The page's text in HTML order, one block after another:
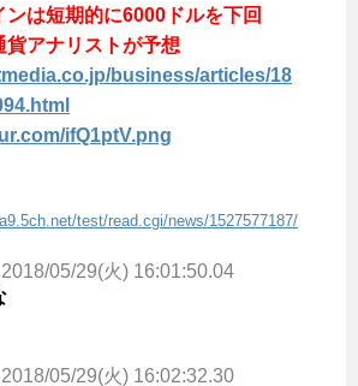
ンは短期的に6000ドルを下回
貨アナリストが予想
business/articles/18
ifQ1ptV.png
test/read.cgi/news/1527577187/
2018/05/29(火) 16:01:50.04
2018/05/29(火) 16:02:32.30